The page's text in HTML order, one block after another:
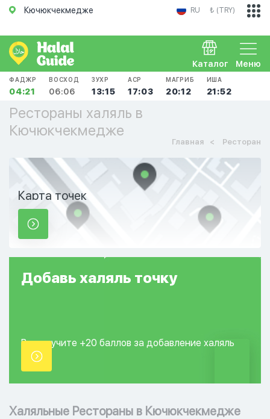
Кючюкчекмедже RU ₺ (TRY)
Меню
Каталог
ФАДЖР
04:21
ВОСХОД
06:06
ЗУХР
13:15
АСР
17:03
МАГРИБ
20:12
ИША
21:52
Рестораны халяль в
Кючюкчекмедже
Главная Ресторан
Карта точек
Добавь халяль точку
Вы получите +20 баллов за добавление халяль
точки.
Халяльные Рестораны в Кючюкчекмедже